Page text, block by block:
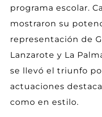
programa escolar.
mostraron su
representación de
Lanzarote y La
se llevó el triunfo
actuaciones
como en estilo.